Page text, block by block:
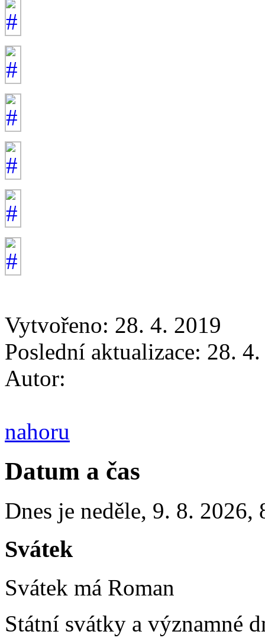
Vytvořeno: 28. 4. 2019
Poslední aktualizace: 28.
Autor:
nahoru
Datum a čas
Dnes je neděle, 9. 8. 2026,
Svátek
Svátek má Roman
Státní svátky a významné